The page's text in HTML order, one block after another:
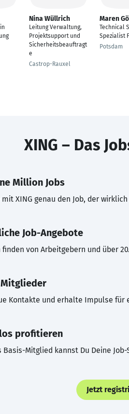
Nina Wüllrich
Leitung Verwaltung,
Projektsupport und
Sicherheitsbeauftragt
e
Castrop-Rauxel
Maren
Technical
Spezialist
Potsdam
XING – Das
Million Jobs
XING genau den Job, der
Job-Angebote
finden von Arbeitgebern und über
Mitglieder
Kontakte und erhalte Impulse für
profitieren
Basis-Mitglied kannst Du Deine
Jetzt